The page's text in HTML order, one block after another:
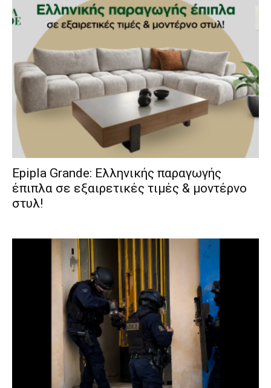
Epipla Grande: Ελληνικής παραγωγής
έπιπλα σε εξαιρετικές τιμές & μοντέρνο
στυλ!